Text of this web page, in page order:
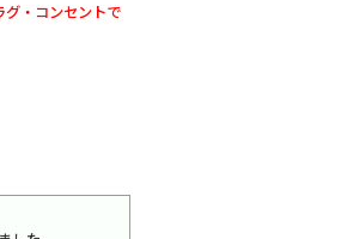
・コンセントで